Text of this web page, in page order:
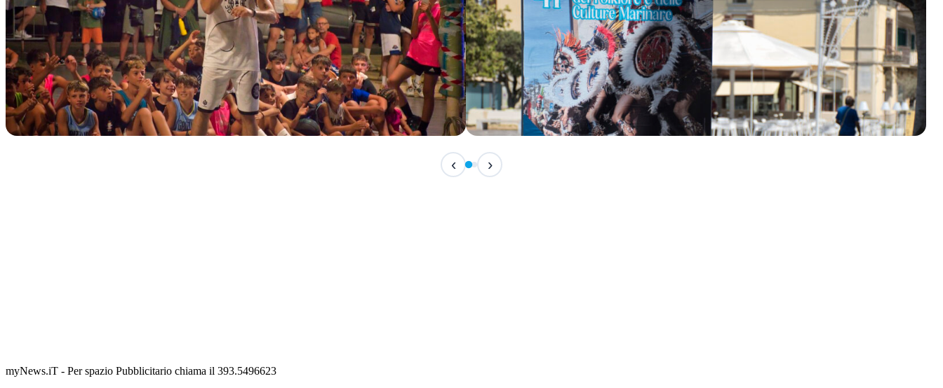
IN CORSO
Festival Internazionale del Folklore - 41ª edizione
‹ ›
myNews.iT - Per spazio Pubblicitario chiama il 393.5496623